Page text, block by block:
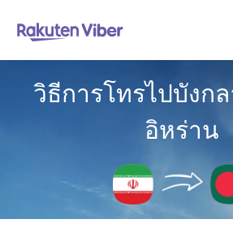
วิธีการโทรไปบังก
อิหร่าน